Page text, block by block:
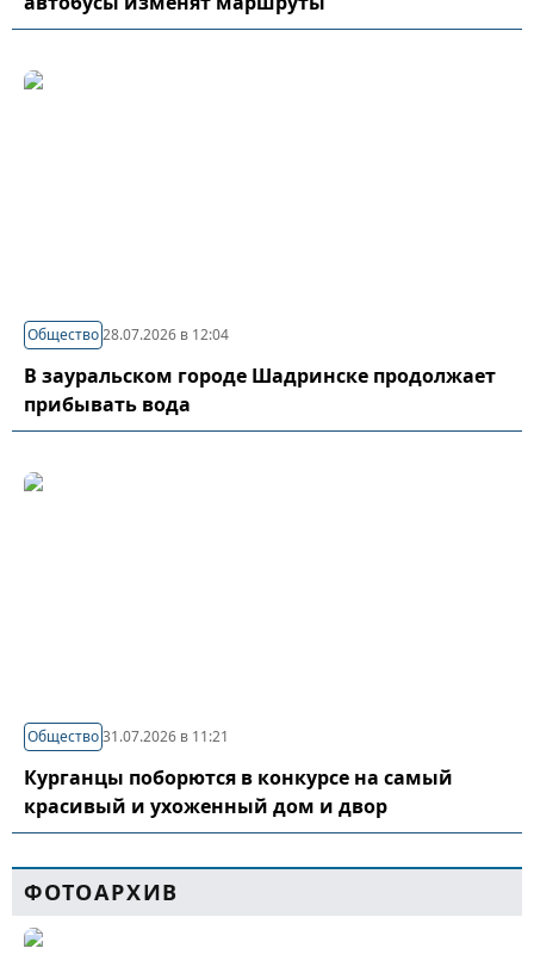
Общество28.07.2026 в 12:04
В зауральском городе Шадринске продолжает
прибывать вода
Общество31.07.2026 в 11:21
Курганцы поборются в конкурсе на самый
красивый и ухоженный дом и двор
ФОТОАРХИВ